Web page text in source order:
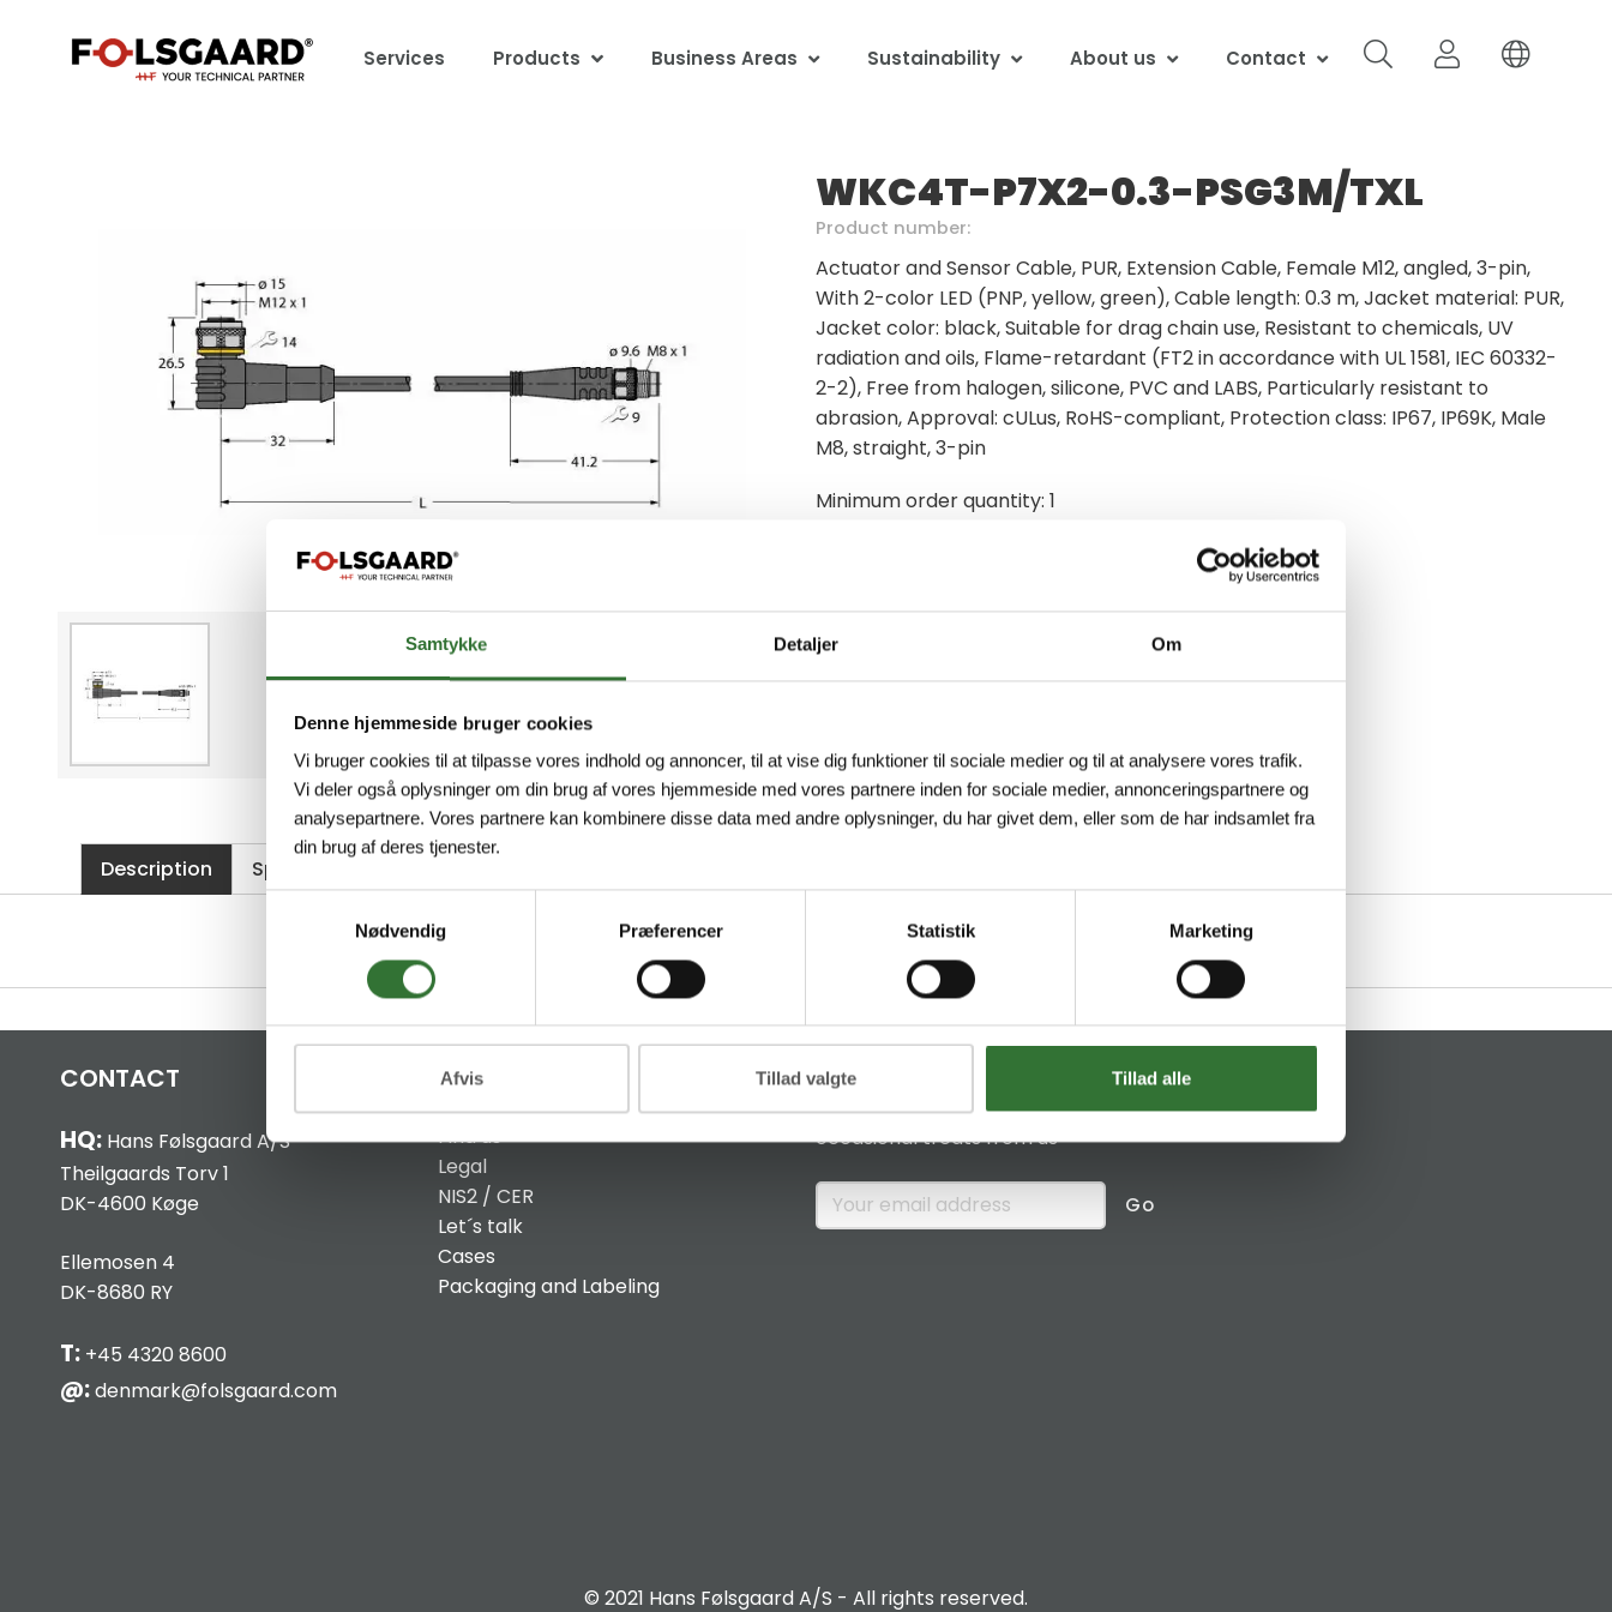
Samtykke Detaljer Om
Denne hjemmeside bruger cookies
Vi bruger cookies til at tilpasse vores indhold og annoncer, til at vise dig funktioner til sociale medier og til at analysere vores trafik.
Vi deler også oplysninger om din brug af vores hjemmeside med vores partnere inden for sociale medier, annonceringspartnere og
analysepartnere. Vores partnere kan kombinere disse data med andre oplysninger, du har givet dem, eller som de har indsamlet fra
din brug af deres tjenester.
Nødvendig
Præferencer Statistik Marketing
Afvis Tillad valgte Tillad alle
Services Products Business Areas Sustainability About us Contact
WKC4T-P7X2-0.3-PSG3M/TXL
Product number:
Actuator and Sensor Cable, PUR, Extension Cable, Female M12, angled, 3-pin,
With 2-color LED (PNP, yellow, green), Cable length: 0.3 m, Jacket material: PUR,
Jacket color: black, Suitable for drag chain use, Resistant to chemicals, UV
radiation and oils, Flame-retardant (FT2 in accordance with UL 1581, IEC 60332-
2-2), Free from halogen, silicone, PVC and LABS, Particularly resistant to
abrasion, Approval: cULus, RoHS-compliant, Protection class: IP67, IP69K, Male
M8, straight, 3-pin
Minimum order quantity: 1
Description Specifications
CONTACT
HQ:Hans Følsgaard A/S
Theilgaards Torv 1
DK-4600 Køge
Ellemosen 4
DK-8680 RY
T:+45 4320 8600
@:denmark@folsgaard.com
INFO
Find us
Legal
NIS2 / CER
Let´s talk
Cases
Packaging and Labeling
News & Insights
Sign up if you would like to receive
occasional treats from us
Go
© 2021 Hans Følsgaard A/S - All rights reserved.